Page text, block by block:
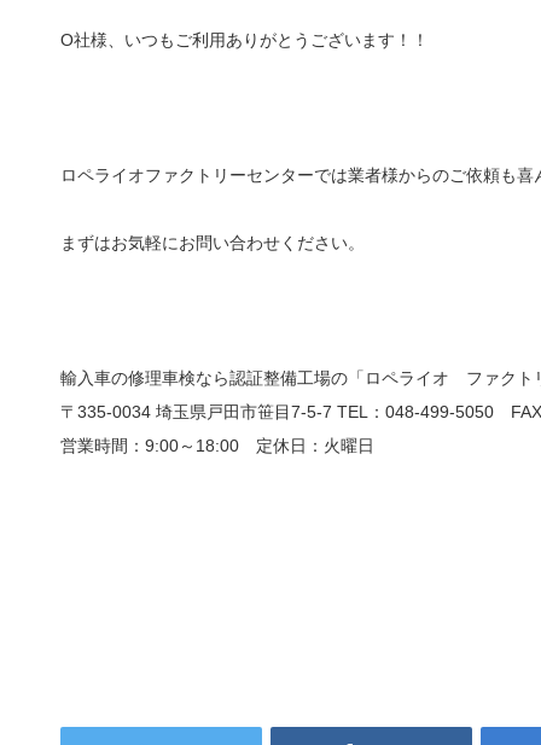
O社様、いつもご利用ありがとうございます！！
ロペライオファクトリーセンターでは業者様からのご依頼も喜
まずはお気軽にお問い合わせください。
輸入車の修理車検なら認証整備工場の「ロペライオ ファクト
〒335-0034 埼玉県戸田市笹目7-5-7 TEL：048-499-5050
営業時間：9:00～18:00 定休日：火曜日